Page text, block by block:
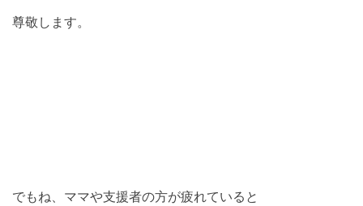
尊敬します。
でもね、ママや支援者の方が疲れていると